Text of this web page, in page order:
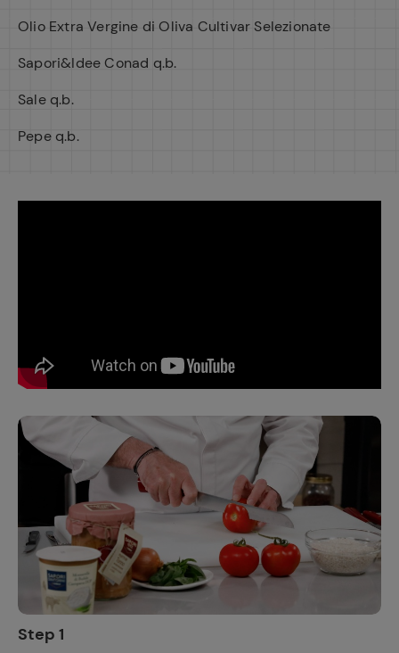
Olio Extra Vergine di Oliva Cultivar Selezionate
Sapori&Idee Conad q.b.
Sale q.b.
Pepe q.b.
Step 1